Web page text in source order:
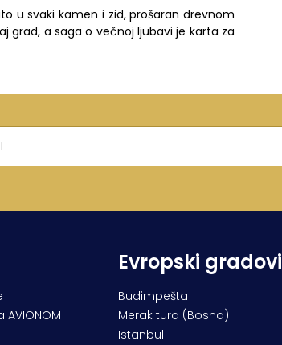
u svaki kamen i zid, prošaran drevnom
grad, a saga o večnoj ljubavi je karta za
AVIONOM
Evropski gradovi
Budimpešta
Merak tura (Bosna)
Istanbul